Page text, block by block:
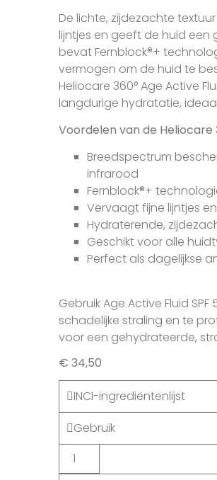
De lichte, zijdezachte
lijntjes en geeft de huid een
bevat Fernblock®+
vermogen om de huid te
Heliocare 360° Age Active
langdurige hydratatie,
Voordelen van de Heliocare
Breedspectrum
infrarood
Fernblock®+
Vervaagt fijne lijntjes
Hydraterende,
Geschikt voor alle
Perfect als dagelijkse
Gebruik Age Active Fluid
schadelijke straling en te
voor een gehydrateerde,
€ 34,50
INCI-ingrediëntenlijst
Gebruik